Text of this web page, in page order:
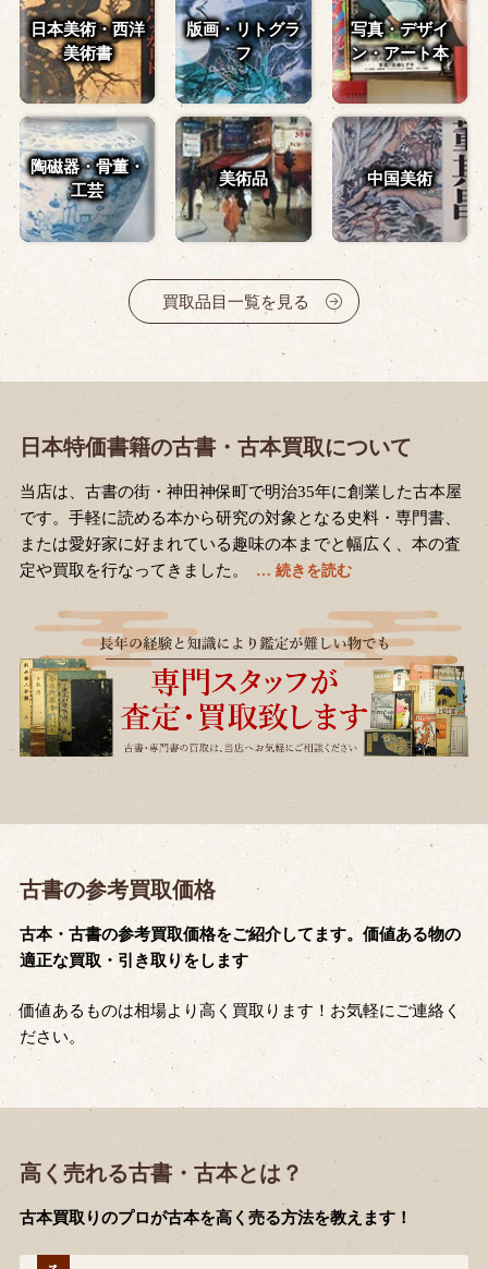
日本美術・西洋
美術書
版画・リトグラ
フ
写真・デザイ
ン・アート本
陶磁器・骨董・
工芸
美術品 中国美術
買取品目一覧を見る
日本特価書籍の古書・古本買取について
当店は、古書の街・神田神保町で明治35年に創業した古本屋
です。手軽に読める本から研究の対象となる史料・専門書、
または愛好家に好まれている趣味の本までと幅広く、本の査
定や買取を行なってきました。
古書の参考買取価格
古本・古書の参考買取価格をご紹介してます。価値ある物の
適正な買取・引き取りをします
価値あるものは相場より高く買取ります！お気軽にご連絡く
ださい。
高く売れる古書・古本とは？
古本買取りのプロが古本を高く売る方法を教えます！